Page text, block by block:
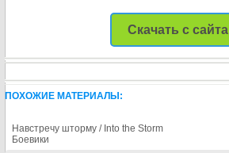
Скачать с сайта
ПОХОЖИЕ МАТЕРИАЛЫ:
Навстречу шторму / Into the Storm
Боевики